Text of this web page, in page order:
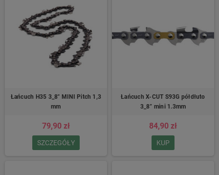
Łańcuch H35 3_8″ MINI Pitch 1,3
mm
79,90 zł
SZCZEGÓŁY
Łańcuch X-CUT S93G półdłuto
3_8” mini 1.3mm
84,90 zł
KUP